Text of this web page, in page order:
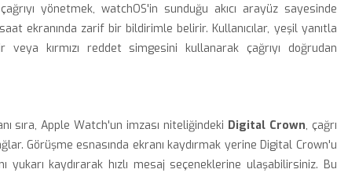
yönetmek, watchOS'in sunduğu akıcı arayüz sayesinde
ekranında zarif bir bildirimle belirir. Kullanıcılar, yeşil yanıtla
kırmızı reddet simgesini kullanarak çağrıyı doğrudan
sıra, Apple Watch'un imzası niteliğindeki Digital Crown, çağrı
Görüşme esnasında ekranı kaydırmak yerine Digital Crown'u
yukarı kaydırarak hızlı mesaj seçeneklerine ulaşabilirsiniz. Bu